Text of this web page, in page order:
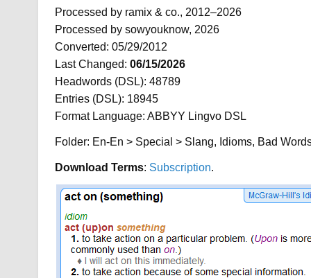
Processed by ramix & co., 2012–2026
Processed by sowyouknow, 2026
Converted: 05/29/2012
Last Changed: 06/15/2026
Headwords (DSL): 48789
Entries (DSL): 18945
Format Language: ABBYY Lingvo DSL
Folder: En-En > Special > Slang, Idioms, Bad
Download Terms: Subscription.